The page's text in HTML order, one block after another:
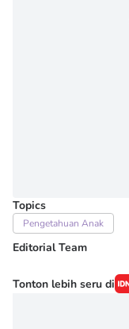
Topics
Pengetahuan Anak
Editorial Team
Editor
Tonton lebih seru di